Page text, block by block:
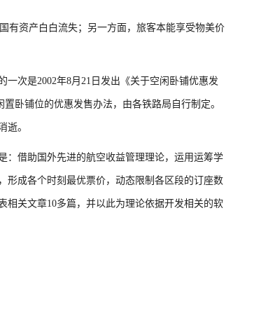
有资产白白流失；另一方面，旅客本能享受物美价
次是2002年8月21日发出《关于空闲卧铺优惠发
卧铺位的优惠发售办法，由各铁路局自行制定。
逝。
：借助国外先进的航空收益管理理论，运用运筹学
形成各个时刻最优票价，动态限制各区段的订座数
相关文章10多篇，并以此为理论依据开发相关的软